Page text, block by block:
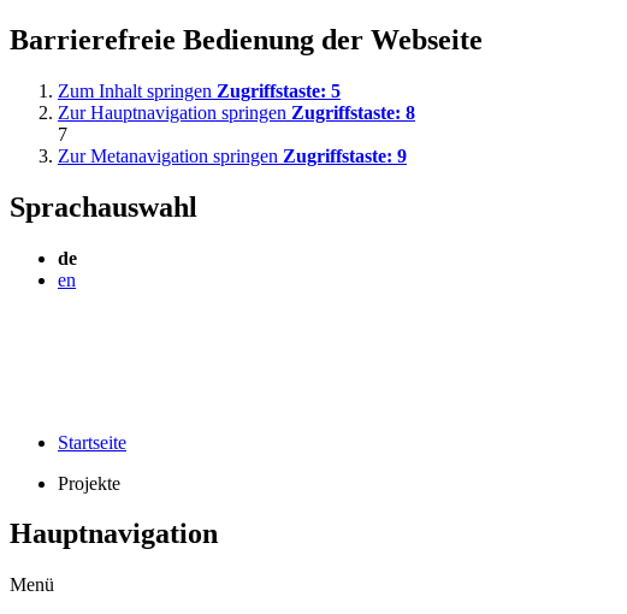
Barrierefreie Bedienung der Webseite
Zum Inhalt springen Zugriffstaste: 5
Zur Hauptnavigation springen Zugriffstaste: 8
7
Zur Metanavigation springen Zugriffstaste: 9
Sprachauswahl
de
en
Startseite
Projekte
Hauptnavigation
Menü